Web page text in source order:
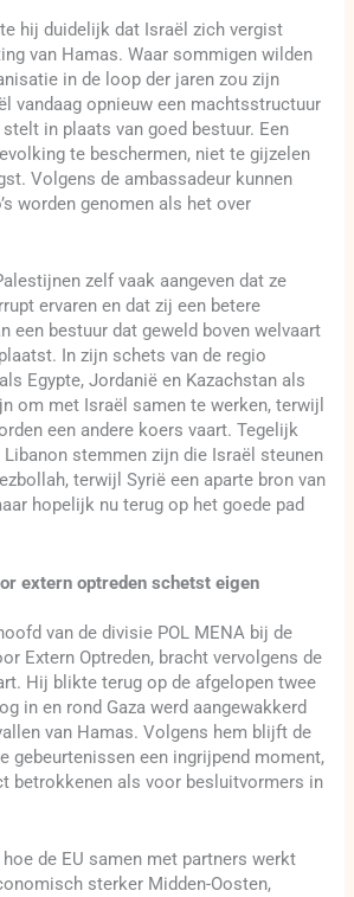
hij duidelijk dat Israël zich vergist
van Hamas. Waar sommigen wilden
in de loop der jaren zou zijn
vandaag opnieuw een machtsstructuur
in plaats van goed bestuur. Een
te beschermen, niet te gijzelen
Volgens de ambassadeur kunnen
worden genomen als het over
zelf vaak aangeven dat ze
ervaren en dat zij een betere
een bestuur dat geweld boven welvaart
In zijn schets van de regio
Egypte, Jordanië en Kazachstan als
om met Israël samen te werken, terwijl
een andere koers vaart. Tegelijk
stemmen zijn die Israël steunen
terwijl Syrië een aparte bron van
hopelijk nu terug op het goede pad
extern optreden schetst eigen
van de divisie POL MENA bij de
Extern Optreden, bracht vervolgens de
Hij blikte terug op de afgelopen twee
in en rond Gaza werd aangewakkerd
van Hamas. Volgens hem blijft de
gebeurtenissen een ingrijpend moment,
betrokkenen als voor besluitvormers in
de EU samen met partners werkt
sterker Midden-Oosten,